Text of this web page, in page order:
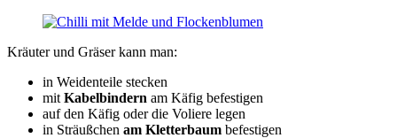
Kräuter und Gräser kann man:
in Weidenteile stecken
mit Kabelbindern am Käfig befestigen
auf den Käfig oder die Voliere legen
in Sträußchen am Kletterbaum befestigen